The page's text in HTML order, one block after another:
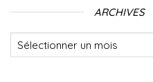
ARCHIVES
Archives